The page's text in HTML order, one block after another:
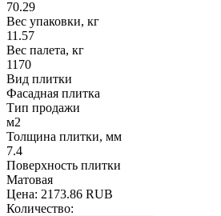
70.29
Вес упаковки, кг
11.57
Вес палета, кг
1170
Вид плитки
Фасадная плитка
Тип продажи
м2
Толщина плитки, мм
7.4
Поверхность плитки
Матовая
Цена: 2173.86 RUB
Количество: